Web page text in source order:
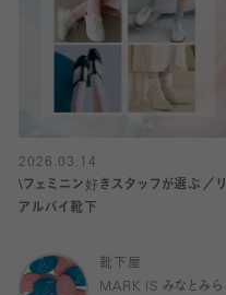
2026.03.14
\フェミニン好きスタッフが選ぶ／リ
アルバイ靴下
靴下屋
MARK IS みなとみら